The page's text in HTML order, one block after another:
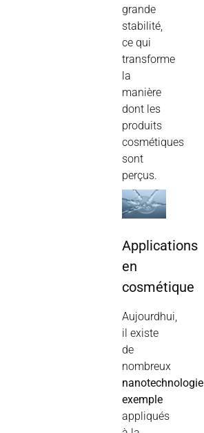
grande
stabilité,
ce qui
transforme
la
manière
dont les
produits
cosmétiques
sont
perçus.
Applications
en
cosmétique
Aujourdhui,
il existe
de
nombreux
nanotechnologie
exemple
appliqués